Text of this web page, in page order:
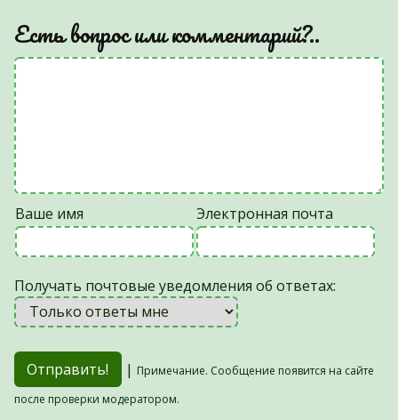
Есть вопрос или комментарий?..
Ваше имя Электронная почта
Получать почтовые уведомления об ответах:
| Примечание. Сообщение появится на сайте
после проверки модератором.